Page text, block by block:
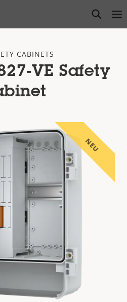
open
CABINETS
VE Safety
NEU